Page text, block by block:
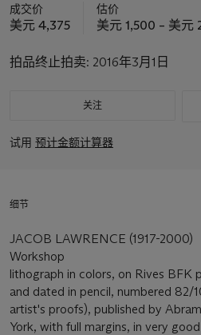
成交价
美元 4,375
估价
美元 1,500 – 美元
拍品终止拍卖: 2016年3月1日
关注
试用 预计金额计算器
细节
JACOB LAWRENCE (1917-2000)
Workshop
lithograph in colors, on Rives BFK
and dated in pencil, numbered 82/
artist's proofs), published by
York, with full margins, in very